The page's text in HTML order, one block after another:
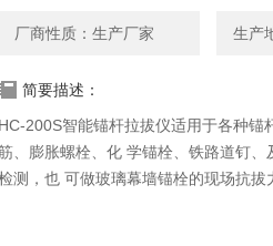
厂商性质：生产厂家 生产
简要描述：
HC-200S智能锚杆拉拔仪适用于各种锚
、膨胀螺栓、化 学锚栓、铁路道钉、
测，也 可做玻璃幕墙锚栓的现场抗拔